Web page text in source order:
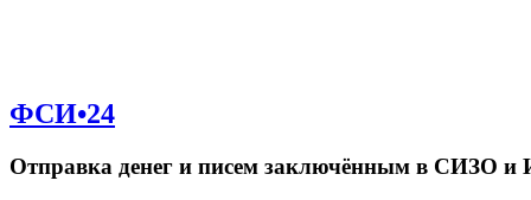
ФСИ•24
Отправка денег и писем заключённым в СИЗО и